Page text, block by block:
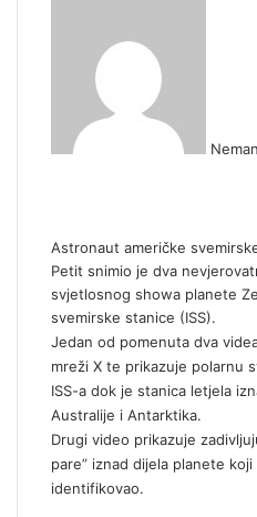
Astronaut američke
Petit snimio je dva
svjetlosnog showa planete
svemirske stanice (ISS).
Jedan od pomenuta dva
mreži X te prikazuje polarnu
ISS-a dok je stanica letjela
Australije i Antarktika.
Drugi video prikazuje
pare” iznad dijela planete
identifikovao.